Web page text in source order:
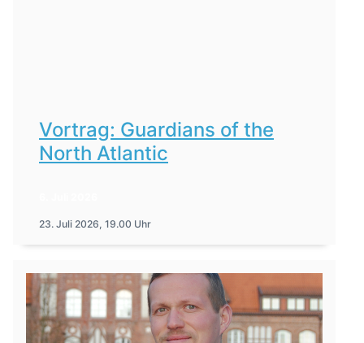
Vortrag: Guardians of the
North Atlantic
23. Juli 2026, 19.00 Uhr